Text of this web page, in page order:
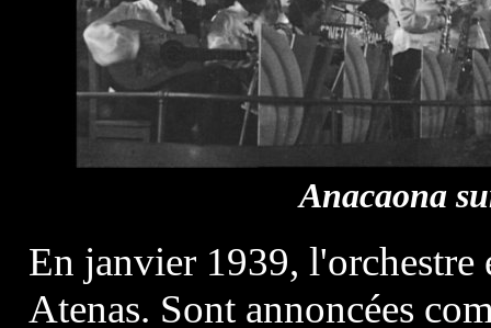
Anacaona
En janvier 1939,
Atenas. Sont annoncées